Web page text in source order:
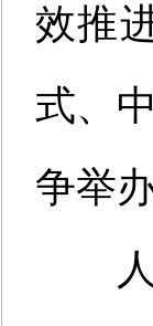
效推
式、
争举